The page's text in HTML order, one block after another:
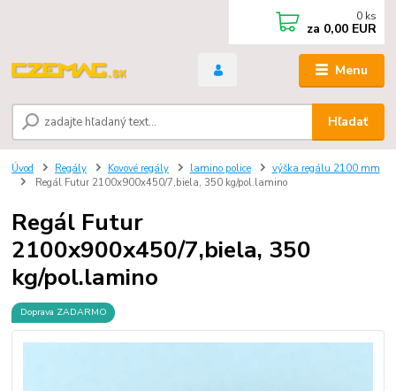
Menu
Hľadať
0 ks
za 0,00 EUR
Úvod Regály Kovové regály lamino police
výška regálu 2100 mm
Regál Futur 2100x900x450/7,biela, 350 kg/pol.lamino
Regál Futur
2100x900x450/7,biela, 350
kg/pol.lamino
Doprava ZADARMO